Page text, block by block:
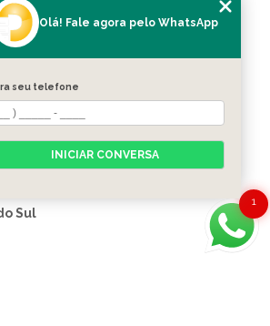
Sul
1
Olá! Fale agora pelo WhatsApp
seu telefone
INICIAR CONVERSA